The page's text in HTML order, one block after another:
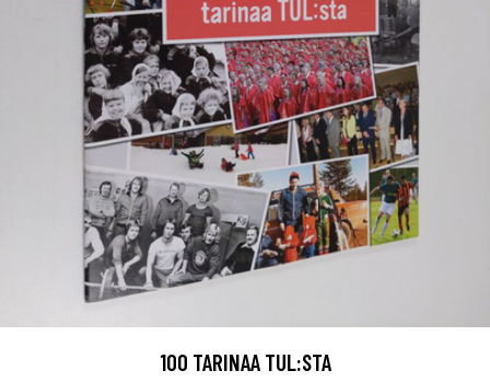
100 TARINAA TUL:STA